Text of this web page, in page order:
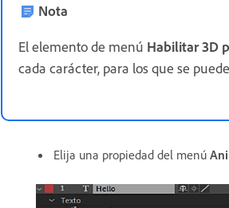
Nota
El elemento de menú Habilitar 3D
cada carácter, para los que se
Elija una propiedad del menú